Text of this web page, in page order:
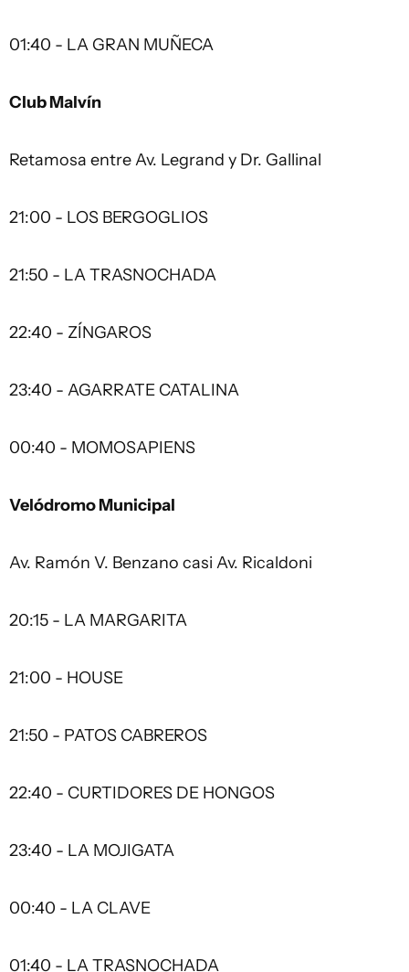
01:40 - LA GRAN MUÑECA
Club Malvín
Retamosa entre Av. Legrand y Dr. Gallinal
21:00 - LOS BERGOGLIOS
21:50 - LA TRASNOCHADA
22:40 - ZÍNGAROS
23:40 - AGARRATE CATALINA
00:40 - MOMOSAPIENS
Velódromo Municipal
Av. Ramón V. Benzano casi Av. Ricaldoni
20:15 - LA MARGARITA
21:00 - HOUSE
21:50 - PATOS CABREROS
22:40 - CURTIDORES DE HONGOS
23:40 - LA MOJIGATA
00:40 - LA CLAVE
01:40 - LA TRASNOCHADA